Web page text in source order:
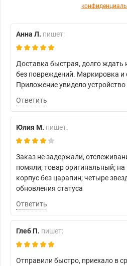
Анна Л. пишет:
Доставка быстрая, долго ждать
без повреждений. Маркировка и
Приложение увидело устройство
Ответить
Юлия М. пишет:
Заказ не задержали,
помяли; товар оригинальный; на
корпус без царапин; четыре
обновления статуса
Ответить
Глеб П. пишет:
Отправили быстро, приехало в